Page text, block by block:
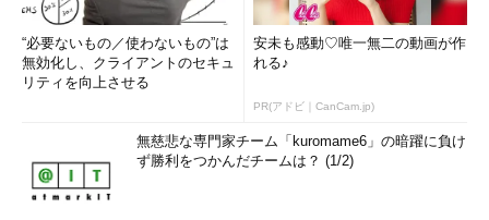
“必要ないもの／使わないもの”は
無効化し、クライアントのセキュ
リティを向上させる
安未も感動♡唯一無二の動画が作
れる♪
PR(アドビ｜CanCam.jp)
無慈悲な専門家チーム「kuromame6」の暗躍に負け
ず勝利をつかんだチームは？ (1/2)